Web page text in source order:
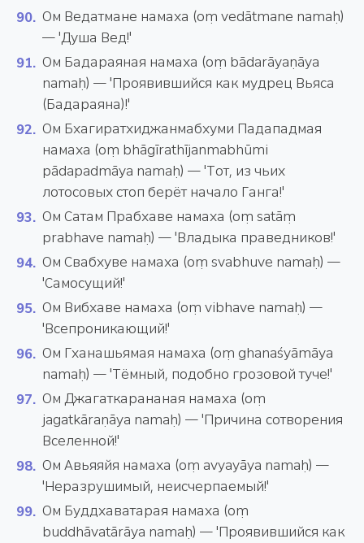
Ом Ведатмане намаха (oṃ vedātmane namaḥ)
— 'Душа Вед!'
Ом Бадараяная намаха (oṃ bādarāyaṇāya
namaḥ) — 'Проявившийся как мудрец Вьяса
(Бадараяна)!'
Ом Бхагиратхиджанмабхуми Падападмая
намаха (oṃ bhāgīrathījanmabhūmi
pādapadmāya namaḥ) — 'Тот, из чьих
лотосовых стоп берёт начало Ганга!'
Ом Сатам Прабхаве намаха (oṃ satāṃ
prabhave namaḥ) — 'Владыка праведников!'
Ом Свабхуве намаха (oṃ svabhuve namaḥ) —
'Самосущий!'
Ом Вибхаве намаха (oṃ vibhave namaḥ) —
'Всепроникающий!'
Ом Гханашьямая намаха (oṃ ghanaśyāmāya
namaḥ) — 'Тёмный, подобно грозовой туче!'
Ом Джагаткарананая намаха (oṃ
jagatkāraṇāya namaḥ) — 'Причина сотворения
Вселенной!'
Ом Авьяяйя намаха (oṃ avyayāya namaḥ) —
'Неразрушимый, неисчерпаемый!'
Ом Буддхаватарая намаха (oṃ
buddhāvatārāya namaḥ) — 'Проявившийся как